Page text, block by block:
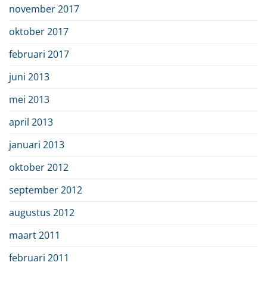
november 2017
oktober 2017
februari 2017
juni 2013
mei 2013
april 2013
januari 2013
oktober 2012
september 2012
augustus 2012
maart 2011
februari 2011